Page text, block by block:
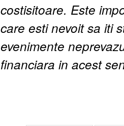
costisitoare. Este
care esti nevoit sa iti
evenimente
financiara in acest